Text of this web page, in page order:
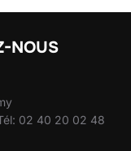
NOUS
02 40 20 02 48